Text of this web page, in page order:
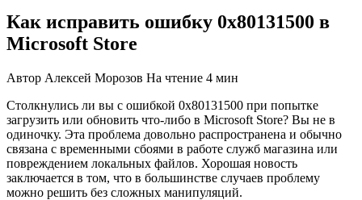
Как исправить ошибку 0x80131500 в
Microsoft Store
Автор Алексей Морозов На чтение 4 мин
Столкнулись ли вы с ошибкой 0x80131500 при попытке
загрузить или обновить что-либо в Microsoft Store? Вы не в
одиночку. Эта проблема довольно распространена и обычно
связана с временными сбоями в работе служб магазина или
повреждением локальных файлов. Хорошая новость
заключается в том, что в большинстве случаев проблему
можно решить без сложных манипуляций.